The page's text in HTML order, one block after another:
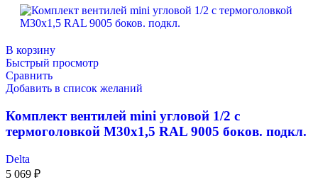
В корзину
Быстрый просмотр
Сравнить
Добавить в список желаний
Комплект вентилей mini угловой 1/2 с
термоголовкой М30х1,5 RAL 9005 боков. подкл.
Delta
5 069 ₽